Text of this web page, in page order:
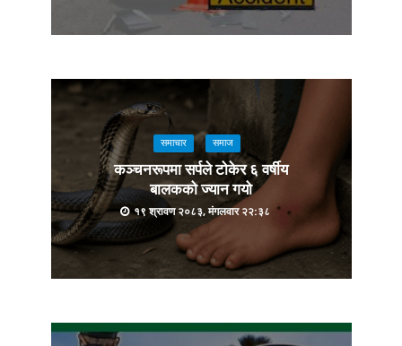
समाचार समाज
कञ्चनरूपमा सर्पले टोकेर ६ वर्षीय
बालकको ज्यान गयो
१९ श्रावण २०८३, मंगलवार २२:३८